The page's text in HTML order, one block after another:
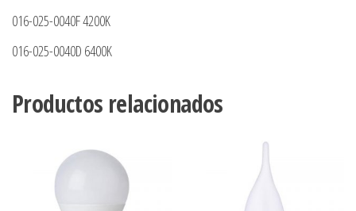
016-025-0040F 4200K
016-025-0040D 6400K
Productos relacionados